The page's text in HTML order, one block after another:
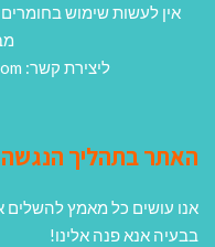
אין לעשות שימוש
ליצירת קשר: Avihai.ZoomAt@gmail.com
האתר בתהליך הנגשה
אנו עושים כל מאמץ
בבעיה אנא פנה אלינו!